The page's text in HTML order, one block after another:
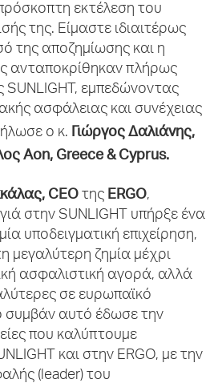
εκτέλεση του
της. Είμαστε ιδιαιτέρως
της αποζημίωσης και η
ανταποκρίθηκαν πλήρως
SUNLIGHT, εμπεδώνοντας
ασφάλειας και συνέχειας
ο κ. Γιώργος Δαλιάνης,
Aon, Greece & Cyprus.
CEO της ERGO,
στην SUNLIGHT υπήρξε ένα
υποδειγματική επιχείρηση,
μεγαλύτερη ζημία μέχρι
ασφαλιστική αγορά, αλλά
σε ευρωπαϊκό
συμβάν αυτό έδωσε την
που καλύπτουμε
και στην ERGO, με την
(leader) του